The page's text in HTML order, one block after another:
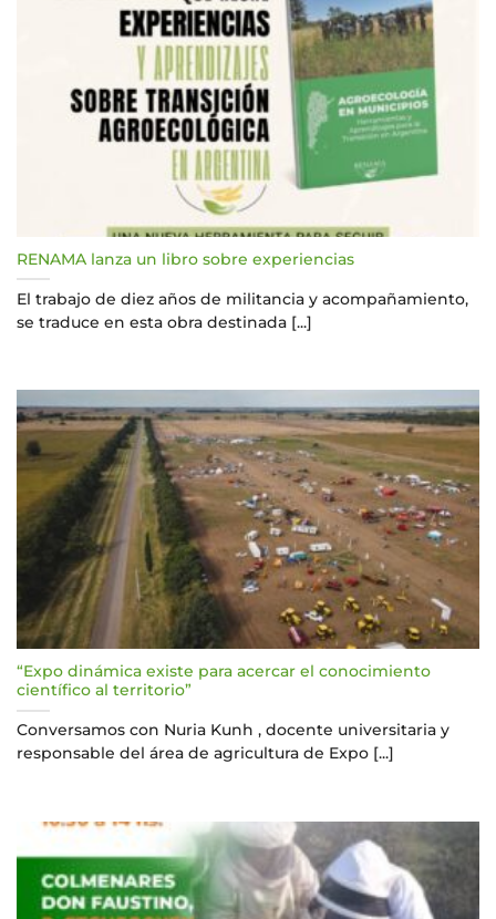
RENAMA lanza un libro sobre experiencias
El trabajo de diez años de militancia y acompañamiento,
se traduce en esta obra destinada [...]
“Expo dinámica existe para acercar el conocimiento
científico al territorio”
Conversamos con Nuria Kunh , docente universitaria y
responsable del área de agricultura de Expo [...]